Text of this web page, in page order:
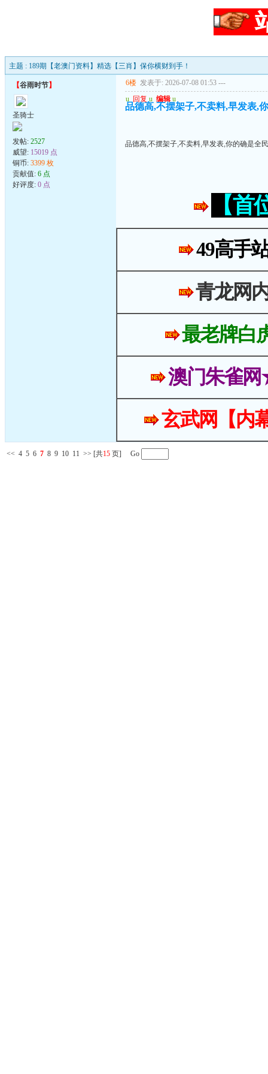
主题 : 189期【老澳门资料】精选【三肖】保你横财到手！
【谷雨时节】
圣骑士
发帖: 2527
威望: 15019 点
铜币: 3399 枚
贡献值: 6 点
好评度: 0 点
6楼 发表于: 2026-07-08 01:53 ---
u 回复 u 编辑 u
品德高,不摆架子,不卖料,早发表,
品德高,不摆架子,不卖料,早发表,你的确是全
【
49高手
青龙网
最老牌白
澳门朱雀
玄武网【内
<< 4 5 6 7 8 9 10 11 >> [共15 页] Go